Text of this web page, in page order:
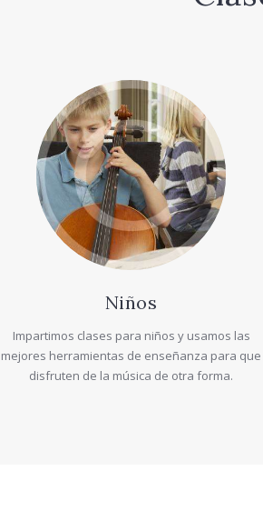
Niños
Impartimos clases para niños y usamos las
mejores herramientas de enseñanza para que
disfruten de la música de otra forma.